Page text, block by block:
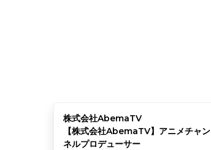
株式会社AbemaTV
【株式会社AbemaTV】アニメチャン
ネルプロデューサー